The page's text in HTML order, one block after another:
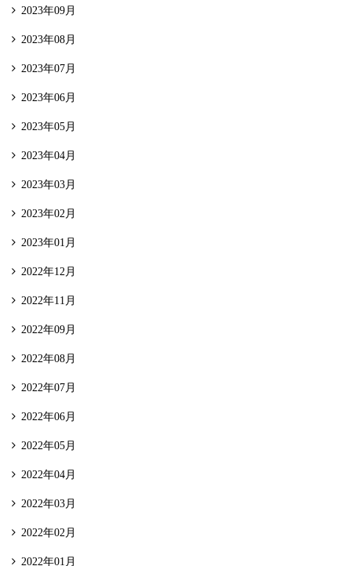
2023年09月
2023年08月
2023年07月
2023年06月
2023年05月
2023年04月
2023年03月
2023年02月
2023年01月
2022年12月
2022年11月
2022年09月
2022年08月
2022年07月
2022年06月
2022年05月
2022年04月
2022年03月
2022年02月
2022年01月